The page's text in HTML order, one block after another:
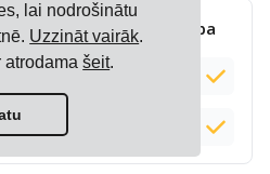
lai nodrošinātu
Uzzināt vairāk.
atrodamašeit.
un pārvaldība
Standard